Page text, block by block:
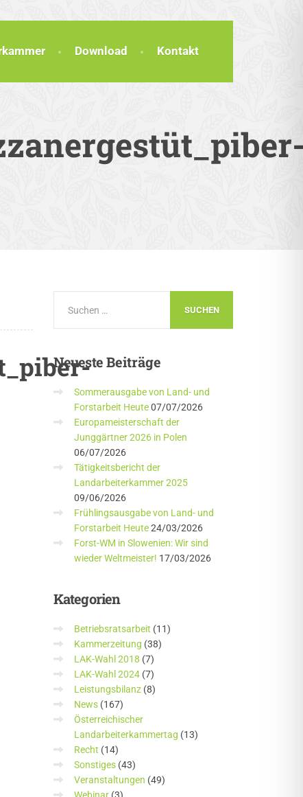
Download Kontakt
NeuesteBeiträge
Sommerausgabe von Land- und
Forstarbeit Heute 07/07/2026
Europameisterschaft der
Junggärtner 2026 in Polen
06/07/2026
Tätigkeitsbericht der
Landarbeiterkammer 2025
09/06/2026
Frühlingsausgabe von Land- und
Forstarbeit Heute 24/03/2026
Forst-WM in Slowenien: Wir sind
wieder Weltmeister! 17/03/2026
Kategorien
Betriebsratsarbeit (11)
Kammerzeitung (38)
LAK-Wahl 2018 (7)
LAK-Wahl 2024(7)
Leistungsbilanz(8)
News(167)
Österreichischer
Landarbeiterkammertag (13)
Recht (14)
Sonstiges(43)
Veranstaltungen (49)